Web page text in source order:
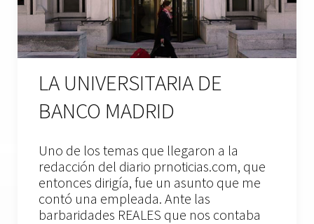
LA UNIVERSITARIA DE
BANCO MADRID
Uno de los temas que llegaron a la
redacción del diario prnoticias.com, que
entonces dirigía, fue un asunto que me
contó una empleada. Ante las
barbaridades REALES que nos contaba